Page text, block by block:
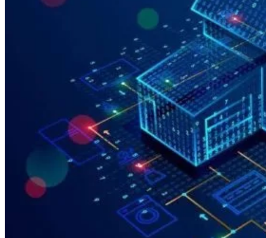
Stergerea datelor cu caracter personal